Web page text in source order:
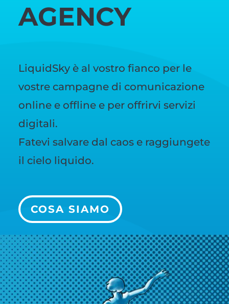
AGENCY
LiquidSky è al vostro fianco per le
vostre campagne di comunicazione
online e offline e per offrirvi servizi
digitali.
Fatevi salvare dal caos e raggiungete
il cielo liquido.
COSA SIAMO